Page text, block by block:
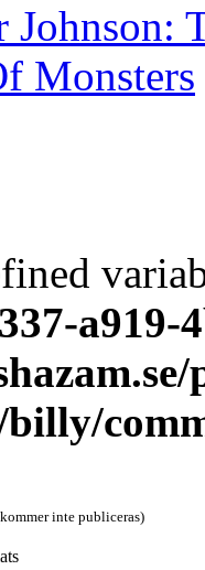
Johnson:
Monsters
a919-
billy/
inte publiceras)